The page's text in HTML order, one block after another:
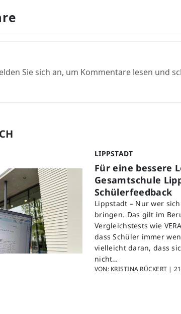
Sie sich an, um Kommentare lesen und
LIPPSTADT
Für eine bessere
Gesamtschule
Schülerfeedback
Lippstadt – Nur wer
bringen. Das gilt im
Vergleichstests wie
dass Schüler immer
vielleicht daran, dass
nicht…
VON: KRISTINA RÜCKERT |